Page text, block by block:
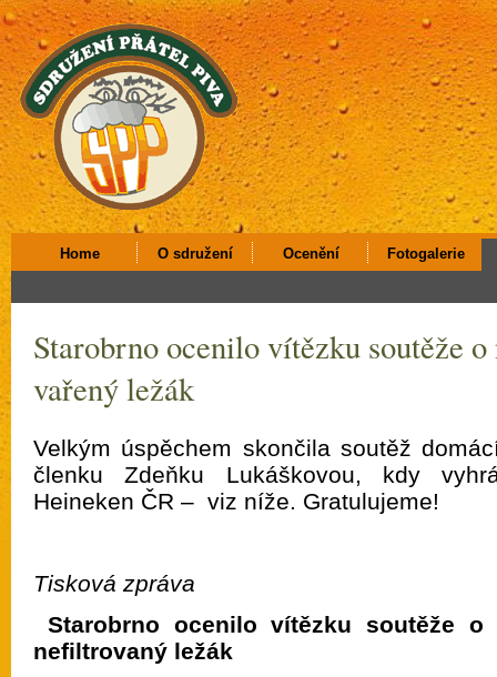
Home O sdružení Ocenění Fotogalerie
Starobrno ocenilo vítězku soutěže
vařený ležák
Velkým úspěchem skončila soutěž
členku Zdeňku Lukáškovou, kdy
Heineken ČR – viz níže. Gratulujeme!
Tisková zpráva
Starobrno ocenilo vítězku soutěže o
nefiltrovaný ležák